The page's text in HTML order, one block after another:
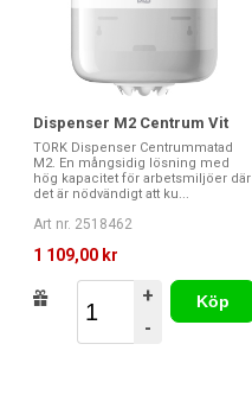
Dispenser M2 Centrum Vit
TORK Dispenser Centrummatad
M2. En mångsidig lösning med
hög kapacitet för arbetsmiljöer där
det är nödvändigt att ku...
Art nr. 2518462
1 109,00 kr
+
-
Köp